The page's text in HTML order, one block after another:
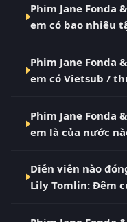
của các chị em
(phimvn2y.com) —
MotPhim,
VN2, BiluTV, TVHay.
Phim Jane Fonda
em có bao nhiêu
hiện đã hoàn
được cập nhật liên
Phim Jane Fonda
em có Vietsub /
em tại RoPhim có
Bạn có thể chuyển
Phim Jane Fonda
em là của nước
là phim Âu Mỹ.
Diễn viên nào
Lily Tomlin: Đêm